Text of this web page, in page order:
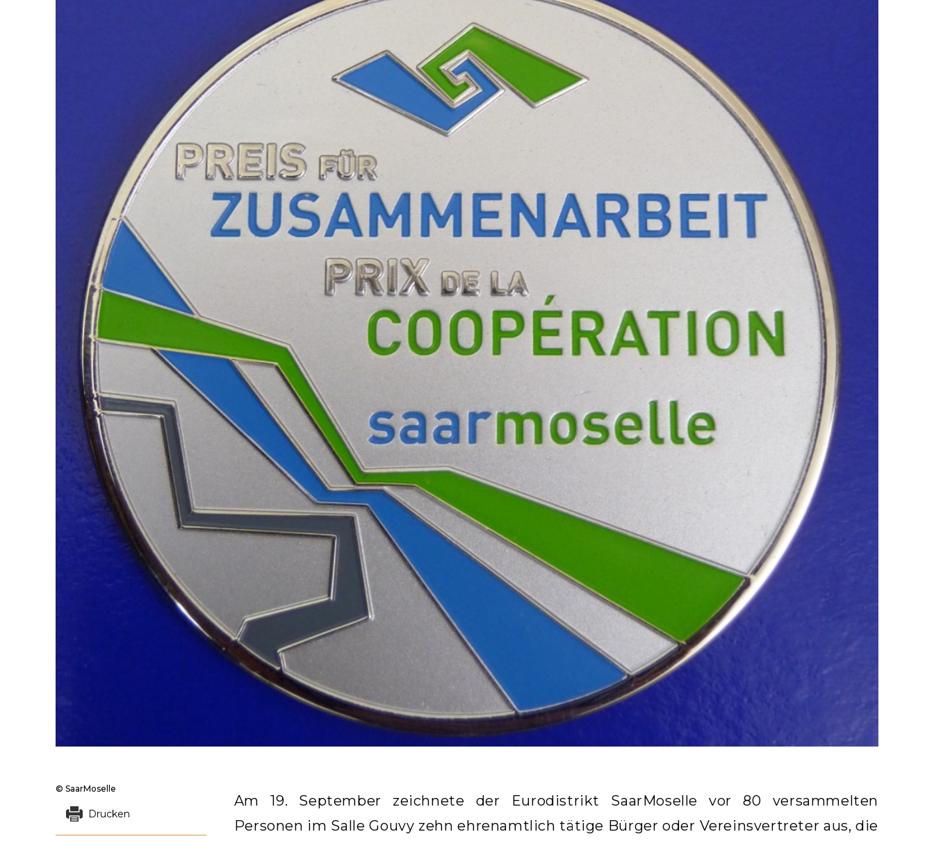
Am 19. September zeichnete der Eurodistrikt SaarMoselle vor 80 versammelten
Personen im Salle Gouvy zehn ehrenamtlich tätige Bürger oder Vereinsvertreter aus, die
© SaarMoselle
Drucken